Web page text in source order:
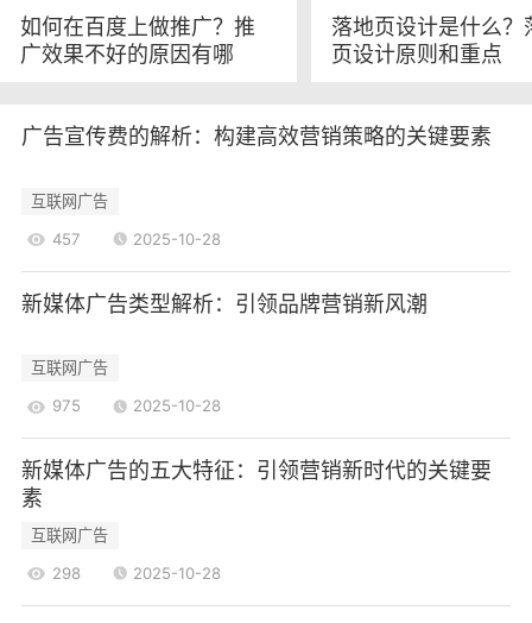
低，可以根据预算灵活选择投放渠道和方式。
3.4效果评估
售数据，难以实时监测。而新媒体广告则可以通过
时调整策略。
传统广告与新媒体广告的优势与劣势
品牌认知度高：传统广告在某些情况下能够有
销期间。
信任度强：许多消费者对传统媒体的信任度较
高，认为通过电视或报纸发布的广告更具权威性。
4.2传统广告的劣势
互动性不足：缺乏与受众的互动，难以建立深
层次的品牌关系。
效果评估困难：广告效果难以量化，难以判断
投资回报。
如何在百度上做推广？推
广效果不好的原因有哪
落地页设计是什么？
页设计原则和重点
广告宣传费的解析：构建高效营销策略的关键要素
互联网广告
457 2025-10-28
新媒体广告类型解析：引领品牌营销新风潮
互联网广告
975 2025-10-28
新媒体广告的五大特征：引领营销新时代的关键要
素
互联网广告
298 2025-10-28